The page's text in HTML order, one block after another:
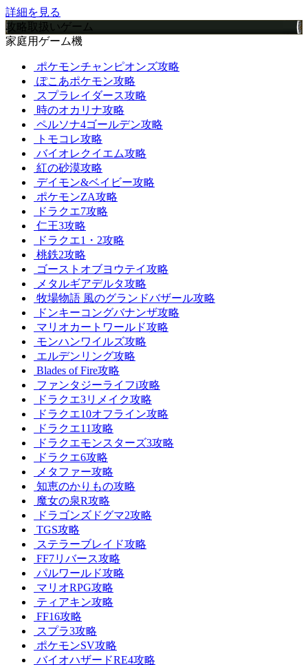
詳細を見る
攻略取扱いゲーム
家庭用ゲーム機
ポケモンチャンピオンズ攻略
ぽこあポケモン攻略
スプラレイダース攻略
時のオカリナ攻略
ペルソナ4ゴールデン攻略
トモコレ攻略
バイオレクイエム攻略
紅の砂漠攻略
デイモン&ベイビー攻略
ポケモンZA攻略
ドラクエ7攻略
仁王3攻略
ドラクエ1・2攻略
桃鉄2攻略
ゴーストオブヨウテイ攻略
メタルギアデルタ攻略
牧場物語 風のグランドバザール攻略
ドンキーコングバナンザ攻略
マリオカートワールド攻略
モンハンワイルズ攻略
エルデンリング攻略
Blades of Fire攻略
ファンタジーライフi攻略
ドラクエ3リメイク攻略
ドラクエ10オフライン攻略
ドラクエ11攻略
ドラクエモンスターズ3攻略
ドラクエ6攻略
メタファー攻略
知恵のかりもの攻略
魔女の泉R攻略
ドラゴンズドグマ2攻略
TGS攻略
ステラーブレイド攻略
FF7リバース攻略
パルワールド攻略
マリオRPG攻略
ティアキン攻略
FF16攻略
スプラ3攻略
ポケモンSV攻略
バイオハザードRE4攻略